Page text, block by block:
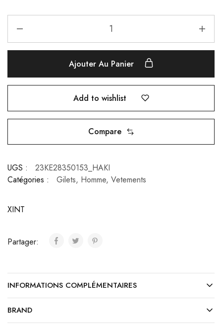
Ajouter Au Panier
Add to wishlist
Compare
UGS :
23KE28350153_HAKI
Catégories :
Gilets, Homme, Vetements
XINT
Partager:
INFORMATIONS COMPLÉMENTAIRES
BRAND